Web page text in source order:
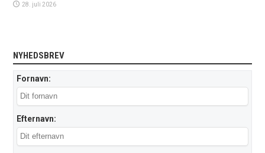
28. juli 2026
NYHEDSBREV
Fornavn:
Efternavn: